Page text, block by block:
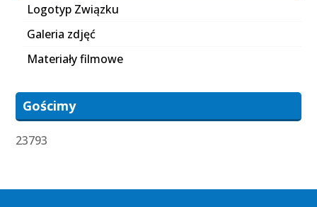
Logotyp Związku
Galeria zdjęć
Materiały filmowe
Gościmy
23793